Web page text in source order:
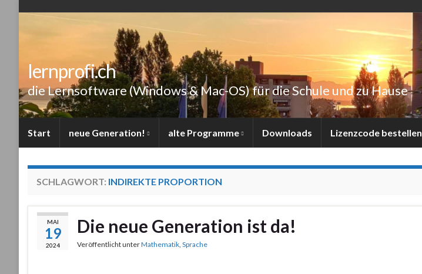
lernprofi.ch
die Lernsoftware (Windows & Mac-OS) für die Schule und zu Hause
Start neue Generation! alte Programme Downloads Lizenzcode bestellen
SCHLAGWORT: INDIREKTE PROPORTION
MAI
19
2024
Die neue Generation ist da!
Veröffentlicht unterMathematik, Sprache